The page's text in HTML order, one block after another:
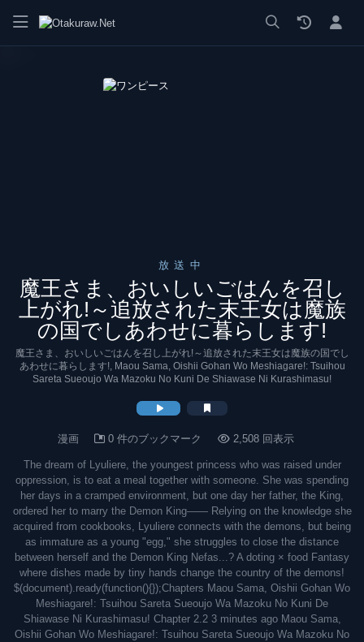
放送中
魔王さま、おいしいごはんを召し
上がれ!～追放された末王女は魔族
の国でしあわせに暮らします!
魔王さま、おいしいごはんを召し上がれ!～追放された末王女は魔族の国でし
あわせに暮らします!, Maou Sama, Oishii Gohan Wo Meshiagare!: Tsuihou
Sareta Sueoujo Wa Mazoku No Kuni De Shiawase Ni Kurashimasu!
漫画 0 件のブックマーク 2,508 回表示
The dream of Lyuliere, the youngest princess who was raised under
oppression, is to eat a meal together with someone. She was spending
her days in a cramped environment, but one day her father, the King,
ordered her to marry the Demon King—— Relying on the knowledge she
acquired from cookbooks, Lyuliere connects with the demons, but being
as immature as a young "egg," she struggles to close the distance
between herself and the Demon King Nefas...? A doting × food Fantasy
where dishes made by tiny hands change the country of the demons!
$(document).ready(function(){});Chapters Maou Sama, Oishii Gohan Wo
Meshiagare!: Tsuihou Sareta Sueoujo Wa Mazoku No Kuni De
Shiawase Ni Kurashimasu! Chapter 2.2 3 minutes ago Maou Sama,
Oishii Gohan Wo Meshiagare!: Tsuihou Sareta Sueoujo Wa Mazoku No